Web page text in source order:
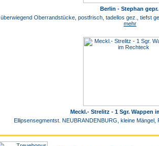
Berlin - Stephan gepr.
überwiegend Oberrandstücke, postfrisch, tadellos gez., tiefst
mehr
Meckl.- Strelitz - 1 Sgr. Wappen
Ellipsensegmentst. NEUBRANDENBURG, kleine Mängel,